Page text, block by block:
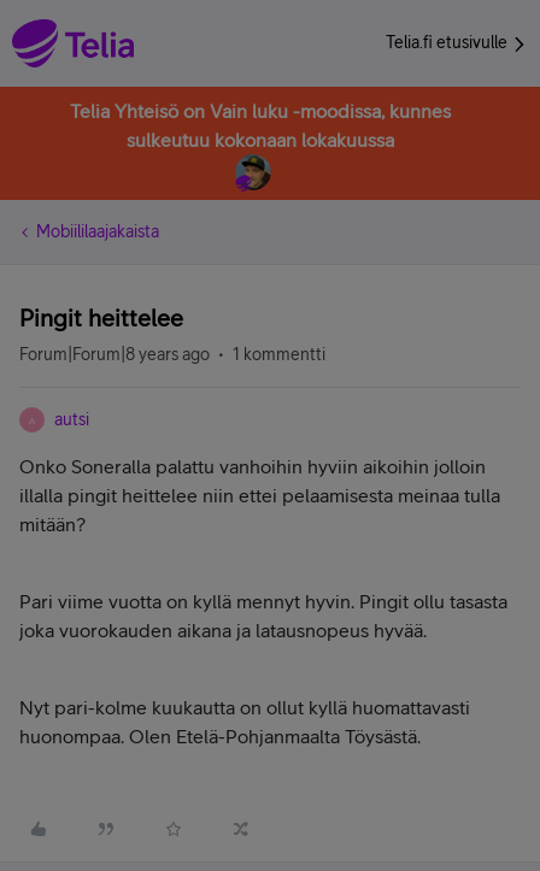
Telia.fi etusivulle
Telia Yhteisö on Vain luku -moodissa, kunnes
sulkeutuu kokonaan lokakuussa
Mobiililaajakaista
Pingit heittelee
Forum|Forum|8 years ago 1 kommentti
A autsi
Onko Soneralla palattu vanhoihin hyviin aikoihin jolloin
illalla pingit heittelee niin ettei pelaamisesta meinaa tulla
mitään?
Pari viime vuotta on kyllä mennyt hyvin. Pingit ollu tasasta
joka vuorokauden aikana ja latausnopeus hyvää.
Nyt pari-kolme kuukautta on ollut kyllä huomattavasti
huonompaa. Olen Etelä-Pohjanmaalta Töysästä.